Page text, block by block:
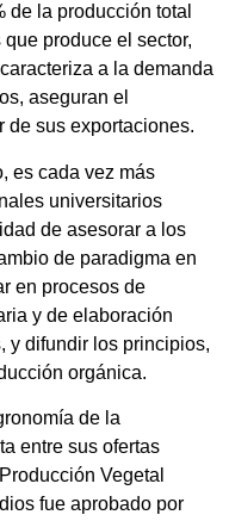
de la producción total
produce el sector,
a la demanda
aseguran el
de sus exportaciones.
es cada vez más
universitarios
de asesorar a los
de paradigma en
en procesos de
y de elaboración
y difundir los principios,
orgánica.
de la
entre sus ofertas
Vegetal
fue aprobado por